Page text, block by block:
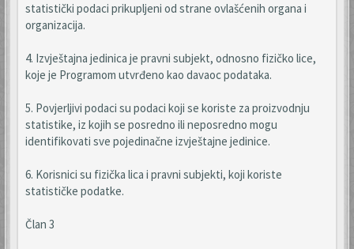
statistički podaci prikupljeni od strane ovlašćenih organa i
organizacija.
4. Izvještajna jedinica je pravni subjekt, odnosno fizičko lice,
koje je Programom utvrđeno kao davaoc podataka.
5. Povjerljivi podaci su podaci koji se koriste za proizvodnju
statistike, iz kojih se posredno ili neposredno mogu
identifikovati sve pojedinačne izvještajne jedinice.
6. Korisnici su fizička lica i pravni subjekti, koji koriste
statističke podatke.
Član 3